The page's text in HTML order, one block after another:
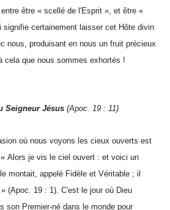
être « scellé de l'Esprit », et être «
signifie certainement laisser cet Hôte divin
nous, produisant en nous un fruit précieux
cela que nous sommes exhortés !
Seigneur Jésus(Apoc. 19 : 11)
où nous voyons les cieux ouverts est
Alors je vis le ciel ouvert : et voici un
montait, appelé Fidèle et Véritable ; il
(Apoc. 19 : 1). C'est le jour où Dieu
son Premier-né dans le monde pour